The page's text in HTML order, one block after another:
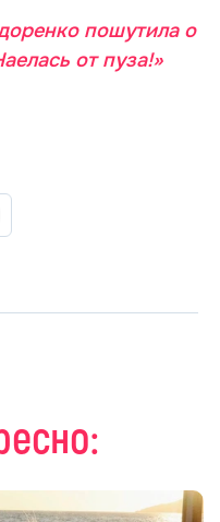
пошутила о
от пуза!»